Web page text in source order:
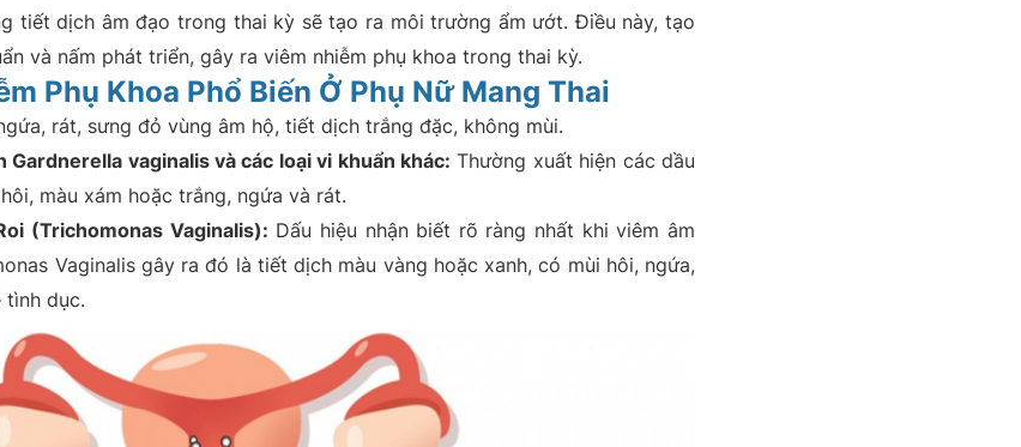
tiết dịch âm đạo trong thai kỳ sẽ tạo ra môi trường ẩm ướt. Điều này, tạo
và nấm phát triển, gây ra viêm nhiễm phụ khoa trong thai kỳ.
Phụ Khoa Phổ Biến Ở Phụ Nữ Mang Thai
rát, sưng đỏ vùng âm hộ, tiết dịch trắng đặc, không mùi.
vaginalis và các loại vi khuẩn khác: Thường xuất hiện các dầu
màu xám hoặc trắng, ngứa và rát.
(Trichomonas Vaginalis): Dấu hiệu nhận biết rõ ràng nhất khi viêm âm
Vaginalis gây ra đó là tiết dịch màu vàng hoặc xanh, có mùi hôi, ngứa,
tình dục.